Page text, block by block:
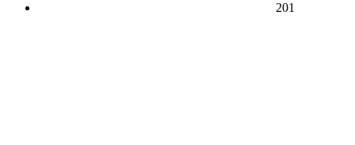
201